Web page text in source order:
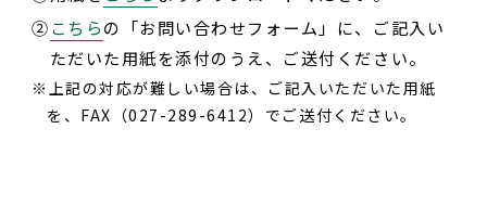
②こちらの「お問い合わせフォーム」に、ご記入い
ただいた用紙を添付のうえ、ご送付ください。
上記の対応が難しい場合は、ご記入いただいた用紙
を、FAX（027-289-6412）でご送付ください。